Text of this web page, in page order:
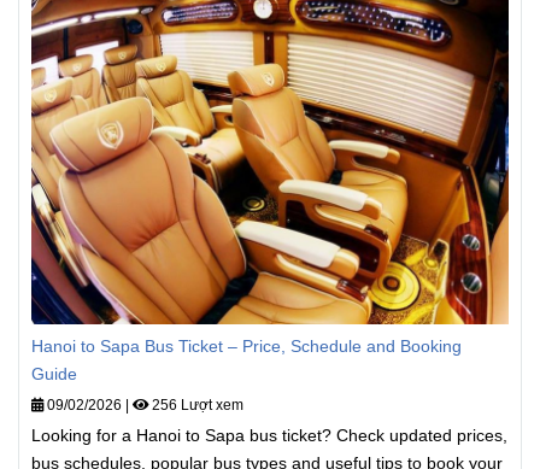
Hanoi to Sapa Bus Ticket – Price, Schedule and Booking
Guide
09/02/2026 256 Lượt xem
Looking for a Hanoi to Sapa bus ticket? Check updated prices,
bus schedules, popular bus types and useful tips to book your